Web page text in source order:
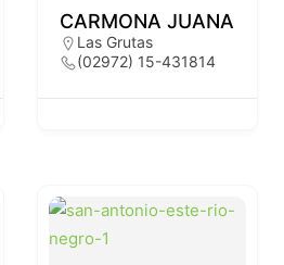
CARMONA JUANA
Las Grutas
(02972) 15-431814